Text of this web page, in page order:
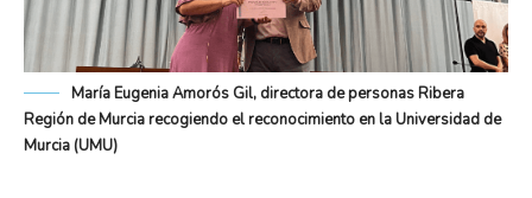
María Eugenia Amorós Gil, directora de personas Ribera
Región de Murcia recogiendo el reconocimiento en la Universidad de
Murcia (UMU)